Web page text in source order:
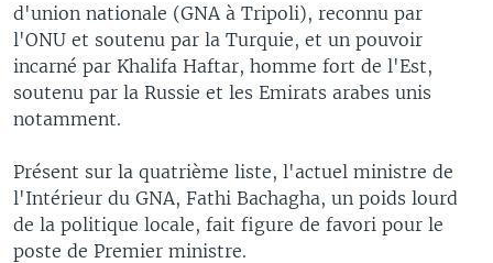
d'union nationale (GNA à Tripoli), reconnu par
l'ONU et soutenu par la Turquie, et un pouvoir
incarné par Khalifa Haftar, homme fort de l'Est,
soutenu par la Russie et les Emirats arabes unis
notamment.
Présent sur la quatrième liste, l'actuel ministre de
l'Intérieur du GNA, Fathi Bachagha, un poids lourd
de la politique locale, fait figure de favori pour le
poste de Premier ministre.